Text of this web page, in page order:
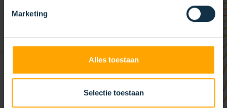
Marketing
Alles toestaan
Selectie toestaan